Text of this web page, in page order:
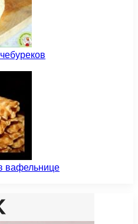
вафельнице